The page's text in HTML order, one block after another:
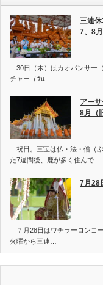
三連
7、8
30日（木）はカオパンサー
チャー（วัน…
アー
8月（
祝日。三宝は仏・法・僧（
た7週間後、鹿が多く住んで…
7月28
７月28日はワチラーロンコ
火曜から三連…